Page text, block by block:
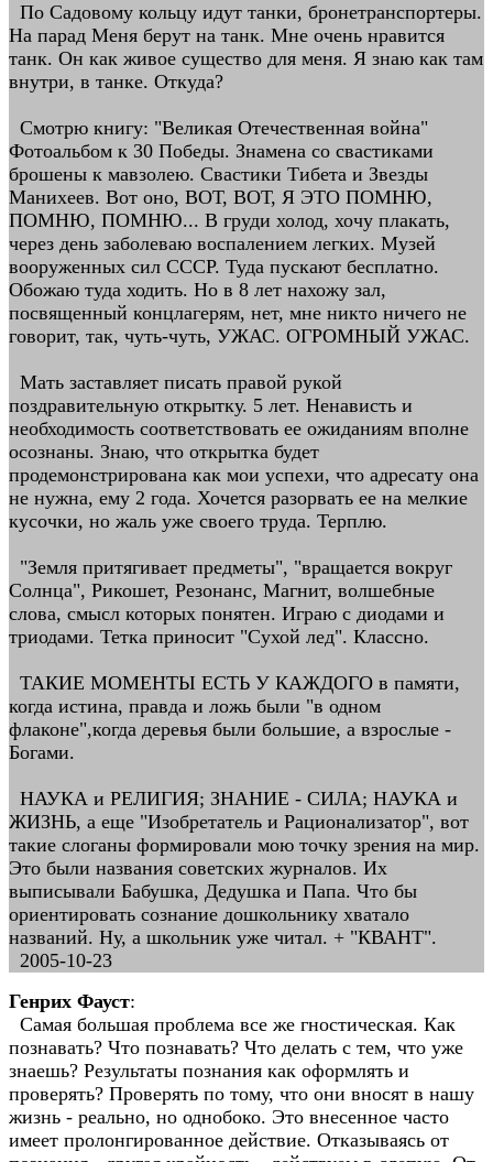
По Садовому кольцу идут танки, бронетранспортеры.
На парад Меня берут на танк. Мне очень нравится
танк. Он как живое существо для меня. Я знаю как там
внутри, в танке. Откуда?
Смотрю книгу: "Великая Отечественная война"
Фотоальбом к 30 Победы. Знамена со свастиками
брошены к мавзолею. Свастики Тибета и Звезды
Манихеев. Вот оно, ВОТ, ВОТ, Я ЭТО ПОМНЮ,
ПОМНЮ, ПОМНЮ... В груди холод, хочу плакать,
через день заболеваю воспалением легких. Музей
вооруженных сил СССР. Туда пускают бесплатно.
Обожаю туда ходить. Но в 8 лет нахожу зал,
посвященный концлагерям, нет, мне никто ничего не
говорит, так, чуть-чуть, УЖАС. ОГРОМНЫЙ УЖАС.
Мать заставляет писать правой рукой
поздравительную открытку. 5 лет. Ненависть и
необходимость соответствовать ее ожиданиям вполне
осознаны. Знаю, что открытка будет
продемонстрирована как мои успехи, что адресату она
не нужна, ему 2 года. Хочется разорвать ее на мелкие
кусочки, но жаль уже своего труда. Терплю.
"Земля притягивает предметы", "вращается вокруг
Солнца", Рикошет, Резонанс, Магнит, волшебные
слова, смысл которых понятен. Играю с диодами и
триодами. Тетка приносит "Сухой лед". Классно.
ТАКИЕ МОМЕНТЫ ЕСТЬ У КАЖДОГО в памяти,
когда истина, правда и ложь были "в одном
флаконе",когда деревья были большие, а взрослые -
Богами.
НАУКА и РЕЛИГИЯ; ЗНАНИЕ - СИЛА; НАУКА и
ЖИЗНЬ, а еще "Изобретатель и Рационализатор", вот
такие слоганы формировали мою точку зрения на мир.
Это были названия советских журналов. Их
выписывали Бабушка, Дедушка и Папа. Что бы
ориентировать сознание дошкольнику хватало
названий. Ну, а школьник уже читал. + "КВАНТ".
2005-10-23
Генрих Фауст:
Самая большая проблема все же гностическая. Как
познавать? Что познавать? Что делать с тем, что уже
знаешь? Результаты познания как оформлять и
проверять? Проверять по тому, что они вносят в нашу
жизнь - реально, но однобоко. Это внесенное часто
имеет пролонгированное действие. Отказываясь от